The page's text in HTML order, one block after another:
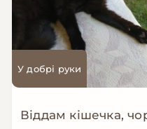
У добрі руки